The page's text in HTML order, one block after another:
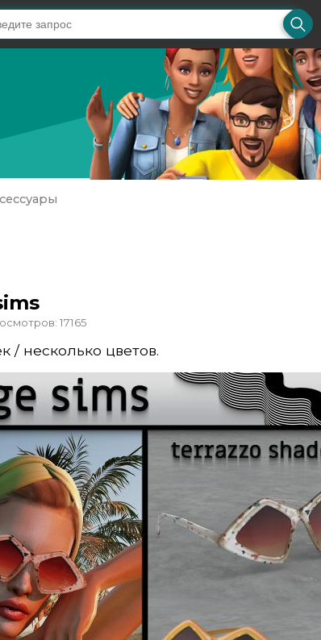
17165
/ несколько цветов.